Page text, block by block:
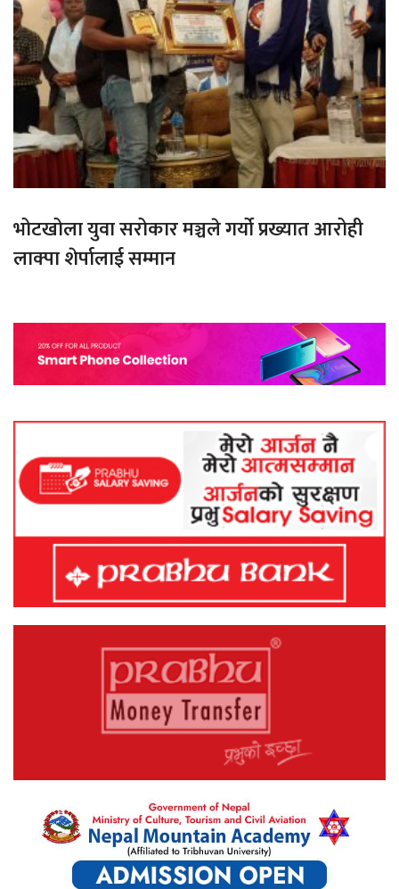
भोटखोला युवा सरोकार मञ्चले गर्यो प्रख्यात आरोही
लाक्पा शेर्पालाई सम्मान